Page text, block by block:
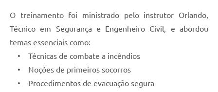
O treinamento foi ministrado pelo instrutor Orlando,
Técnico em Segurança e Engenheiro Civil, e abordou
temas essenciais como:
• Técnicas de combate a incêndios
• Noções de primeiros socorros
• Procedimentos de evacuação segura